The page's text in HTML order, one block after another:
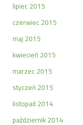
lipiec 2015
czerwiec 2015
maj 2015
kwiecień 2015
marzec 2015
styczeń 2015
listopad 2014
październik 2014